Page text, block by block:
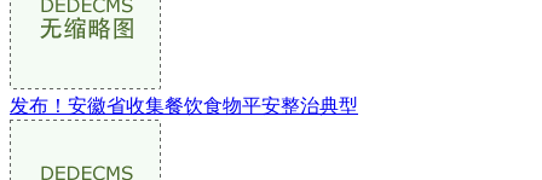
发布！安徽省收集餐饮食物平安整治典型